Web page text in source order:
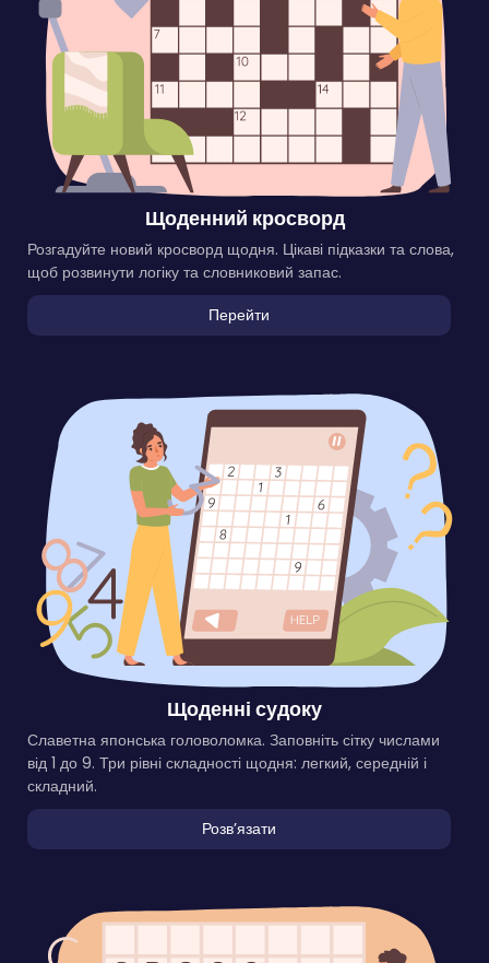
Щоденний кросворд
Розгадуйте новий кросворд щодня. Цікаві підказки та слова,
щоб розвинути логіку та словниковий запас.
Перейти
Щоденні судоку
Славетна японська головоломка. Заповніть сітку числами
від 1 до 9. Три рівні складності щодня: легкий, середній і
складний.
Розвʼязати